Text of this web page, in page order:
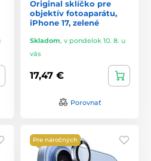
Original sklíčko pre
objektív fotoaparátu,
iPhone 17, zelené
Skladom, v pondelok 10. 8. u
vás
17,47 €
Porovnať
Pre náročných